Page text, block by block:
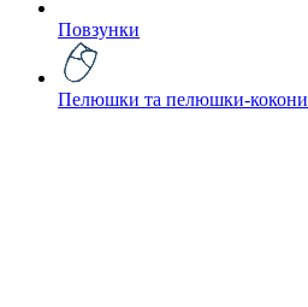
Повзунки
Пелюшки та пелюшки-кокони